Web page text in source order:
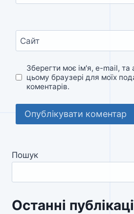
Сайт
Зберегти моє ім'я, e-mail, та
цьому браузері для моїх
коментарів.
Пошук
Останні